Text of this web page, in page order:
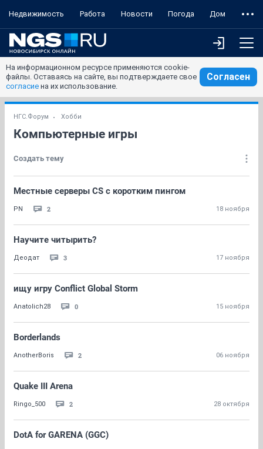
Недвижимость Работа Новости Погода Дом
На информационном ресурсе применяются cookie-
файлы. Оставаясь на сайте, вы подтверждаете свое
согласие на их использование.
Согласен
НГС.Форум Хобби
Компьютерные игры
Создать тему
Местные серверы CS с коротким пингом
PN 2 18 ноября
Научите читырить?
Деодат 3 17 ноября
ищу игру Conflict Global Storm
Anatolich28 0 15 ноября
Borderlands
AnotherBoris 2 06 ноября
Quake III Arena
Ringo_500 2 28 октября
DotA for GARENA (GGC)